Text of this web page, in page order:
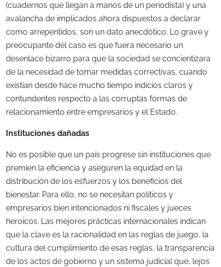
(cuadernos que llegan a manos de un periodista) y una
avalancha de implicados ahora dispuestos a declarar
como arrepentidos, son un dato anecdótico. Lo grave y
preocupante del caso es que fuera necesario un
desenlace bizarro para que la sociedad se concientizara
de la necesidad de tomar medidas correctivas, cuando
existían desde hace mucho tiempo indicios claros y
contundentes respecto a las corruptas formas de
relacionamiento entre empresarios y el Estado.
Instituciones dañadas
No es posible que un país progrese sin instituciones que
premien la eficiencia y aseguren la equidad en la
distribución de los esfuerzos y los beneficios del
bienestar. Para ello, no se necesitan políticos y
empresarios bien intencionados ni fiscales y jueces
heroicos. Las mejores prácticas internacionales indican
que la clave es la racionalidad en las reglas de juego, la
cultura del cumplimiento de esas reglas, la transparencia
de los actos de gobierno y un sistema judicial que, lejos